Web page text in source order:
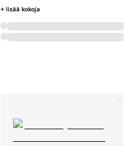
+ lisää kokoja